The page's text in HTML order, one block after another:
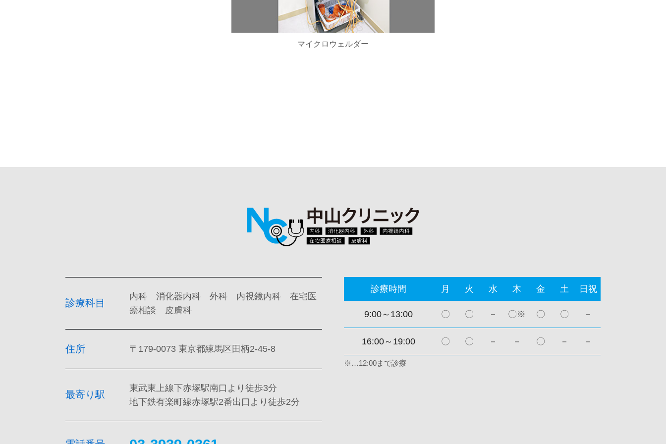
マイクロウェルダー
診療科目
内科 消化器内科 外科 内視鏡内科 在宅医
療相談 皮膚科
住所 〒179-0073 東京都練馬区田柄2-45-8
最寄り駅
東武東上線下赤塚駅南口より徒歩3分
地下鉄有楽町線赤塚駅2番出口より徒歩2分
※…12:00まで診療
診療時間 月 火 水 木 金 土 日祝
9:00～13:00 〇 〇 － 〇※ 〇 〇 －
16:00～19:00 〇 〇 － － 〇 － －